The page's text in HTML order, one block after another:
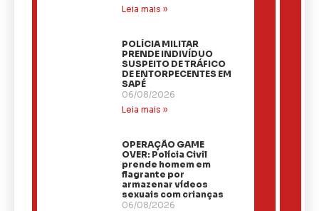
Leia mais »
​POLÍCIA MILITAR
PRENDE INDIVÍDUO
SUSPEITO DE TRÁFICO
DE ENTORPECENTES EM
SAPÉ
06/08/2026
Leia mais »
OPERAÇÃO GAME
OVER: Polícia Civil
prende homem em
flagrante por
armazenar vídeos
sexuais com crianças
06/08/2026